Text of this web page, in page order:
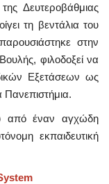
Δευτεροβάθμιας
τη βεντάλια του
στην
φιλοδοξεί να
Εξετάσεων ως
Πανεπιστήμια.
από έναν αγχώδη
εκπαιδευτική